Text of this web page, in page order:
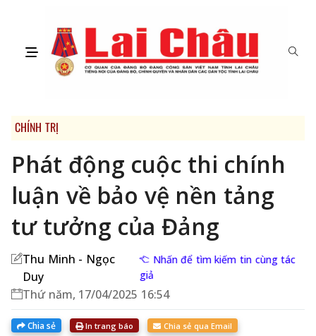
CHÍNH TRỊ
Phát động cuộc thi chính
luận về bảo vệ nền tảng
tư tưởng của Đảng
Thu Minh - Ngọc
Duy
Nhấn để tìm kiếm tin cùng tác
giả
Thứ năm, 17/04/2025 16:54
Chia sẻ In trang báo Chia sẻ qua Email